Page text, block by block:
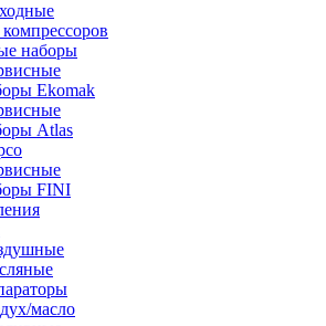
наборы
Ekomak
Atlas
FINI
масло